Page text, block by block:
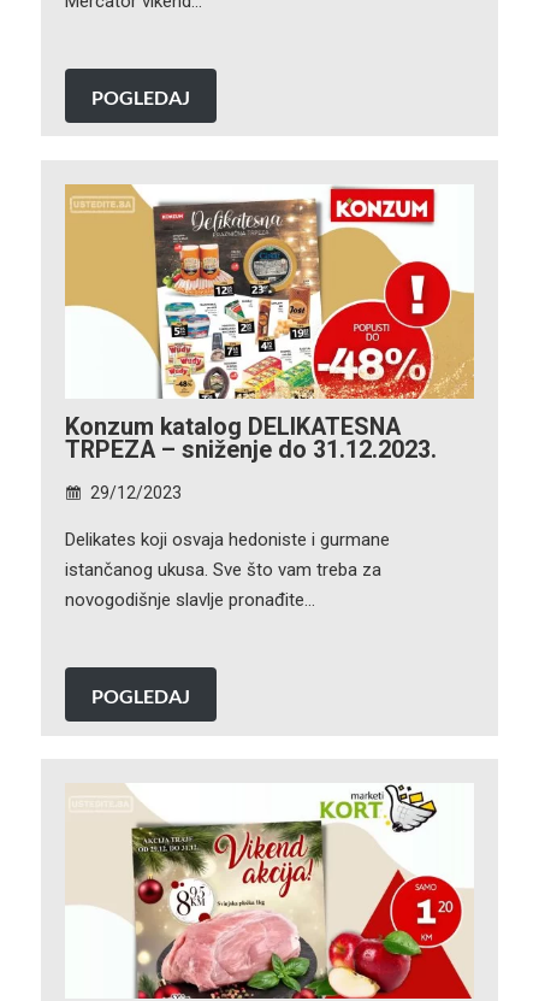
POGLEDAJ
Konzum katalog DELIKATESNA
TRPEZA – sniženje do 31.12.2023.
29/12/2023
Delikates koji osvaja hedoniste i gurmane
istančanog ukusa. Sve što vam treba za
novogodišnje slavlje pronađite…
POGLEDAJ